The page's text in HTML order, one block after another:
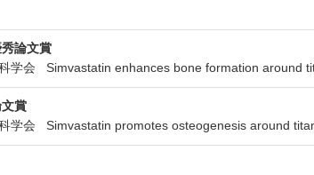
論文賞
学会 Simvastatin enhances bone formation around
賞
学会 Simvastatin promotes osteogenesis around